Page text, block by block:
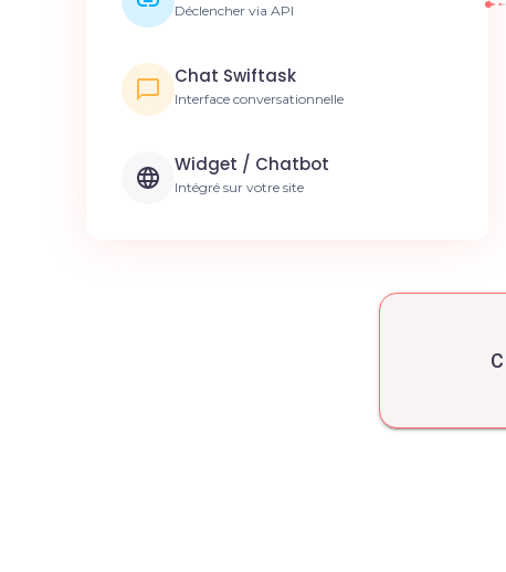
Déclencher via API
Chat Swiftask
Interface conversationnelle
Widget / Chatbot
Intégré sur votre site